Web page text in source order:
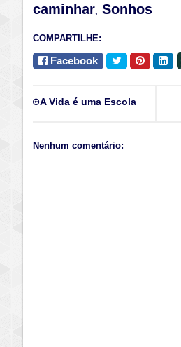
caminhar, Sonhos
COMPARTILHE:
Facebook
A Vida é uma Escola
Nenhum comentário: